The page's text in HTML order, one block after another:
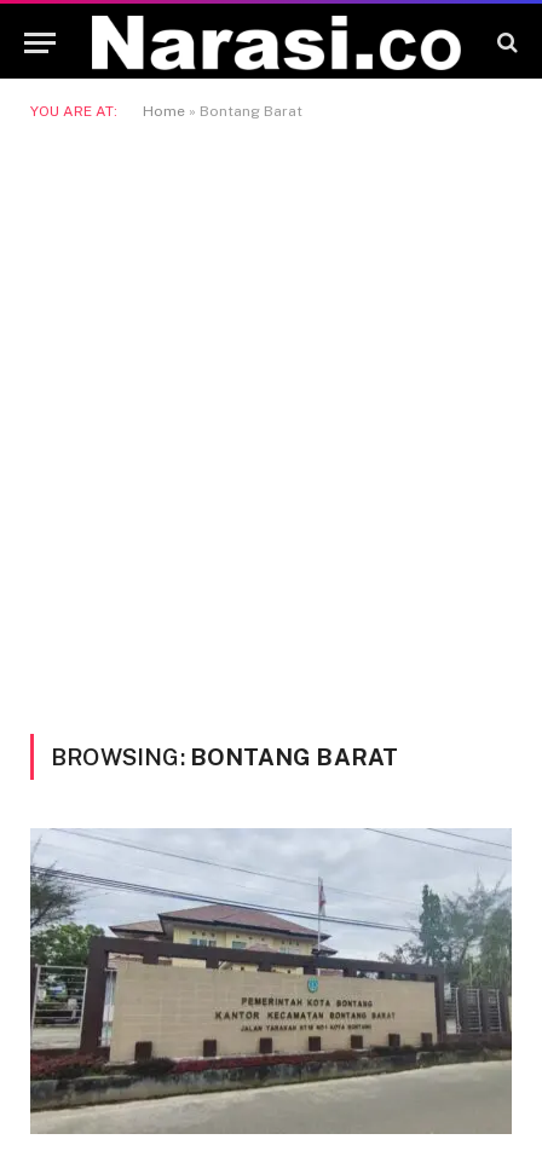
YOU ARE AT: Home » Bontang Barat
BROWSING: BONTANG BARAT